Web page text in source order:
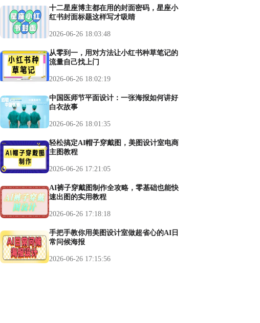
十二星座博主都在用的封面密码，星座小
红书封面标题这样写才吸睛
2026-06-26 18:03:48
从零到一，用对方法让小红书种草笔记的
流量自己找上门
2026-06-26 18:02:19
中国医师节平面设计：一张海报如何讲好
白衣故事
2026-06-26 18:01:35
轻松搞定AI帽子穿戴图，美图设计室电商
主图教程
2026-06-26 17:21:05
AI裤子穿戴图制作全攻略，零基础也能快
速出图的实用教程
2026-06-26 17:18:18
手把手教你用美图设计室做超省心的AI日
常问候海报
2026-06-26 17:15:56